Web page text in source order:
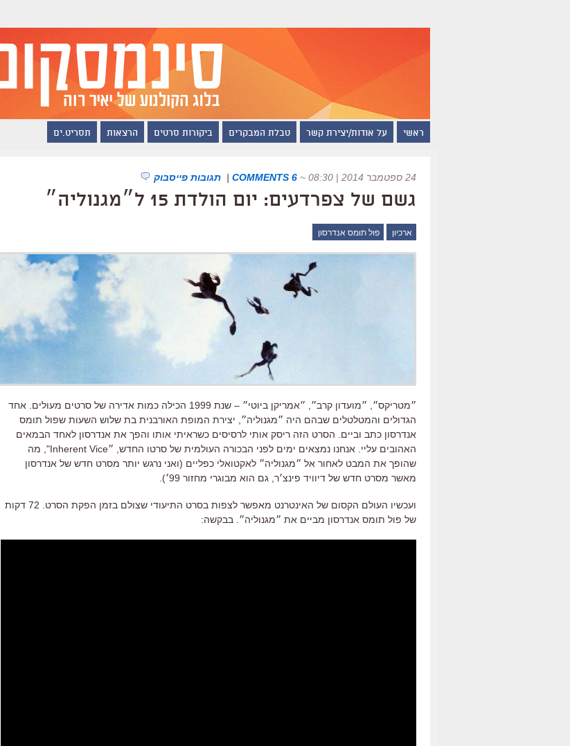
ראשי על אודות/יצירת קשר טבלת המבקרים ביקורות סרטים הרצאות תסריט.ים
24 ספטמבר 2014 | 08:30 ~
6 COMMENTS
| תגובות פייסבוק
גשם של צפרדעים: יום הולדת 15 ל״מגנוליה״
ארכיון פול תומס אנדרסון
״מטריקס״, ״מועדון קרב״, ״אמריקן ביוטי״ – שנת 1999 הכילה כמות אדירה של סרטים מעולים. אחד
הגדולים והמטלטלים שבהם היה ״מגנוליה״, יצירת המופת האורבנית בת שלוש השעות שפול תומס
אנדרסון כתב וביים. הסרט הזה ריסק אותי לרסיסים כשראיתי אותו והפך את אנדרסון לאחד הבמאים
האהובים עליי. אנחנו נמצאים ימים לפני הבכורה העולמית של סרטו החדש, ״Inherent Vice", מה
שהופך את המבט לאחור אל ״מגנוליה״ לאקטואלי כפליים (ואני נרגש יותר מסרט חדש של אנדרסון
מאשר מסרט חדש של דיוויד פינצ׳ר, גם הוא מבוגרי מחזור 99׳).
ועכשיו העולם הקסום של האינטרנט מאפשר לצפות בסרט התיעודי שצולם בזמן הפקת הסרט. 72 דקות
של פול תומס אנדרסון מביים את ״מגנוליה״. בבקשה: